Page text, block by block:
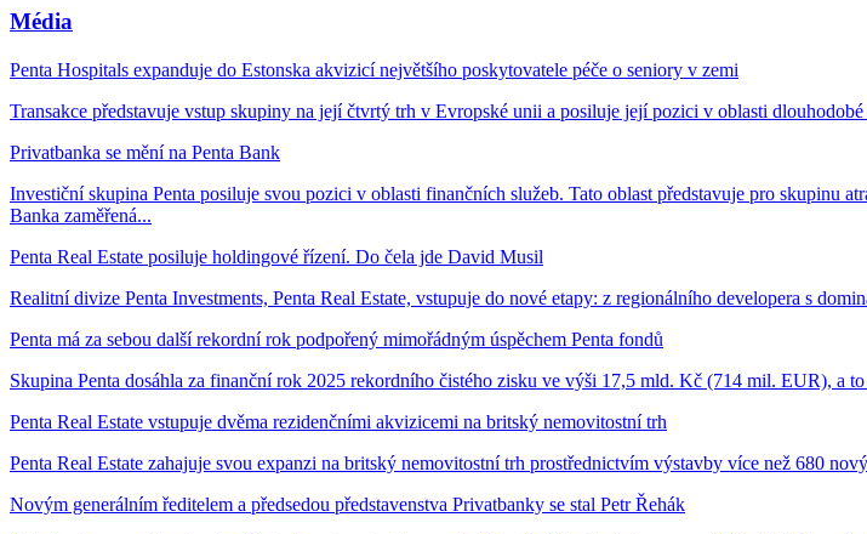
Média
Penta Hospitals expanduje do Estonska akvizicí největšího poskytovatele péče o seniory v zemi
Transakce představuje vstup skupiny na její čtvrtý trh v Evropské unii a posiluje její pozici v oblasti
Privatbanka se mění na Penta Bank
Investiční skupina Penta posiluje svou pozici v oblasti finančních služeb. Tato oblast představuje pro skupinu
Banka zaměřená...
Penta Real Estate posiluje holdingové řízení. Do čela jde David Musil
Realitní divize Penta Investments, Penta Real Estate, vstupuje do nové etapy: z regionálního developera s
Penta má za sebou další rekordní rok podpořený mimořádným úspěchem Penta fondů
Skupina Penta dosáhla za finanční rok 2025 rekordního čistého zisku ve výši 17,5 mld. Kč (714 mil. EUR), a
Penta Real Estate vstupuje dvěma rezidenčními akvizicemi na britský nemovitostní trh
Penta Real Estate zahajuje svou expanzi na britský nemovitostní trh prostřednictvím výstavby více než 680
Novým generálním ředitelem a předsedou představenstva Privatbanky se stal Petr Řehák